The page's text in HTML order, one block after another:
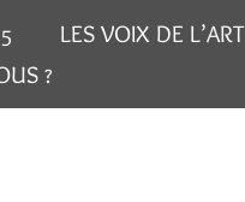
LES VOIX DE L’ART
?